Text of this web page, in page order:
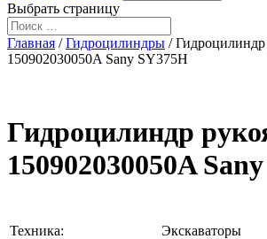
Выбрать страницу
Главная /Гидроцилиндры / Гидроцилиндр
150902030050A Sany SY375H
Гидроцилиндр
150902030050A
Техника:
Экскаваторы